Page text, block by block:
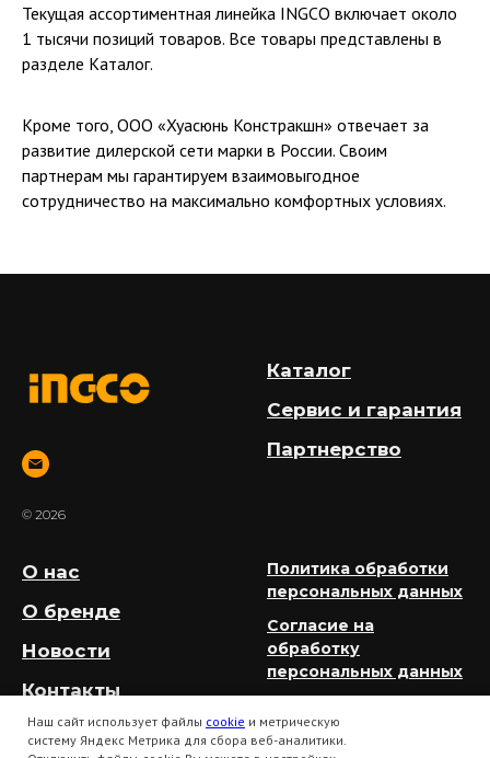
Текущая ассортиментная линейка INGCO включает около
1 тысячи позиций товаров. Все товары представлены в
разделе Каталог.
Кроме того, ООО «Хуасюнь Констракшн» отвечает за
развитие дилерской сети марки в России. Своим
партнерам мы гарантируем взаимовыгодное
сотрудничество на максимально комфортных условиях.
© 2026
Каталог
Сервис и гарантия
Партнерство
О нас
О бренде
Новости
Контакты
Политика обработки
персональных данных
Согласие на
обработку
персональных данных
использования
файлов cookie
Наш сайт использует файлы cookie и метрическую
систему Яндекс Метрика для сбора веб-аналитики.